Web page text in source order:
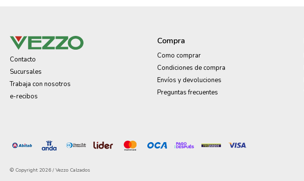
Contacto
Sucursales
Trabaja con nosotros
e-recibos
Compra
Como comprar
Condiciones de compra
Envíos y devoluciones
Preguntas frecuentes
© Copyright 2026 / Vezzo Calzados